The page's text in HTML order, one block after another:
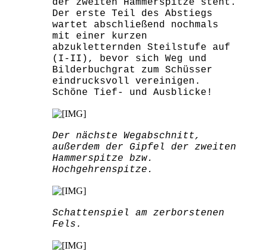
der zweiten Hammerspitze steht.
Der erste Teil des Abstiegs
wartet abschließend nochmals
mit einer kurzen
abzukletternden Steilstufe auf
(I-II), bevor sich Weg und
Bilderbuchgrat zum Schüsser
eindrucksvoll vereinigen.
Schöne Tief- und Ausblicke!
Der nächste Wegabschnitt,
außerdem der Gipfel der zweiten
Hammerspitze bzw.
Hochgehrenspitze.
Schattenspiel am zerborstenen
Fels.